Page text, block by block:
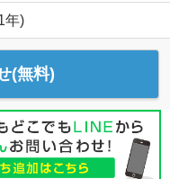
年)
(無料)